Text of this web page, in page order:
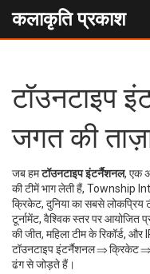
कलाकृति प्रकाश
टॉउनटाइप
जगत की
जब हमटॉउनटाइप इंटर्नैशनल, एक
की टीमें भाग लेती हैं, Township
क्रिकेट, दुनिया का सबसे लोकप्रिय
टूर्नामेंट, वैश्विक स्तर पर आयोजित
की जीत, महिला टीम के रिकॉर्ड,
टॉउनटाइप इंटर्नैशनल ⇒ क्रिकेट
ढंग से जोड़ते हैं।